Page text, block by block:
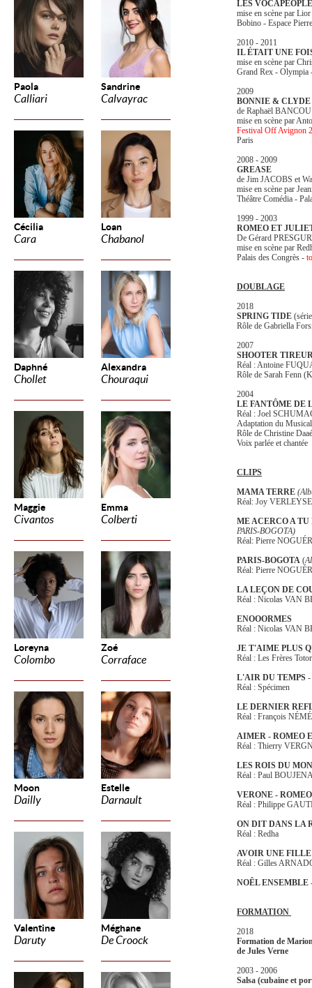
Paola
Calliari
Sandrine
Calvayrac
Cécilia
Cara
Loan
Chabanol
Daphné
Chollet
Alexandra
Chouraqui
Maggie
Civantos
Emma
Colberti
Loreyna
Colombo
Zoé
Corraface
Moon
Dailly
Estelle
Darnault
Valentine
Daruty
Méghane
De Croock
LES VOCAPEOPLE
mise en scène par
Bobino - Espace
2010 - 2011
IL ÉTAIT UNE
mise en scène par
Grand Rex -
2009
BONNIE & CLYDE
de Raphaël BANCOU
mise en scène par
Festival Off Avignon
Paris
2008 - 2009
GREASE
de Jim JACOBS et
mise en scène par
Théâtre Comédia -
1999 - 2003
ROMEO ET
De Gérard
mise en scène par
Palais des Congrès -
DOUBLAGE
2018
SPRING TIDE
Rôle de Gabriella
2007
SHOOTER
Réal : Antoine
Rôle de Sarah Fenn
2004
LE FANTÔME DE
Réal : Joel
Adaptation du
Rôle de Christine
Voix parlée et chantée
CLIPS
MAMA TERRE
Réal: Joy
ME ACERCO A TU
PARIS-BOGOTA)
Réal: Pierre
PARIS-BOGOTA (
Réal: Pierre
LA LEÇON DE
Réal : Nicolas VAN
ENOOORMES
Réal : Nicolas VAN
JE T'AIME PLUS
Réal : Les Frères
L'AIR DU TEMPS -
Réal : Spécimen
LE DERNIER
Réal : François
AIMER - ROMEO
Réal : Thierry
LES ROIS DU
Réal : Paul
VERONE -
Réal : Philippe
ON DIT DANS LA
Réal : Redha
AVOIR UNE
Réal : Gilles
NOÊL ENSEMBLE
FORMATION
2018
Formation de
de Jules Verne
2003 - 2006
Salsa (cubaine et